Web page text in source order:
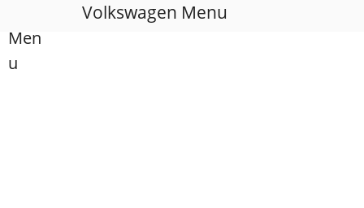
Audi
Men
u
Volkswagen Menu